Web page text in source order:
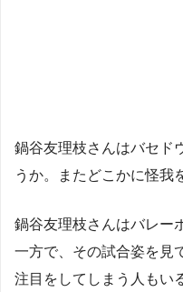
鍋谷友理枝さんはバセド
うか。またどこかに怪我
鍋谷友理枝さんはバレー
一方で、その試合姿を見
注目をしてしまう人もい